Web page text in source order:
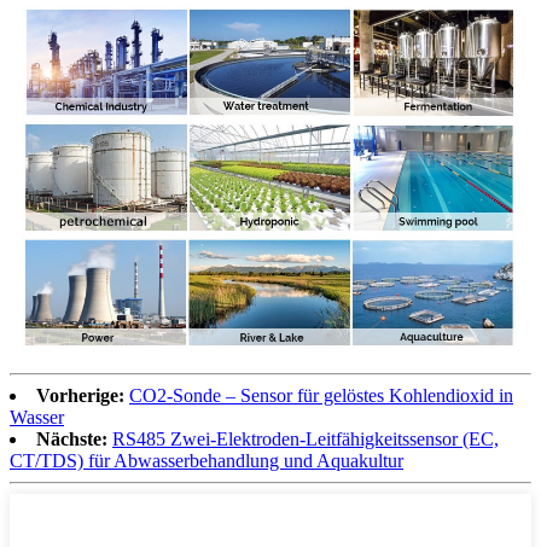
Vorherige: CO2-Sonde – Sensor für gelöstes Kohlendioxid in
Wasser
Nächste: RS485 Zwei-Elektroden-Leitfähigkeitssensor (EC,
CT/TDS) für Abwasserbehandlung und Aquakultur